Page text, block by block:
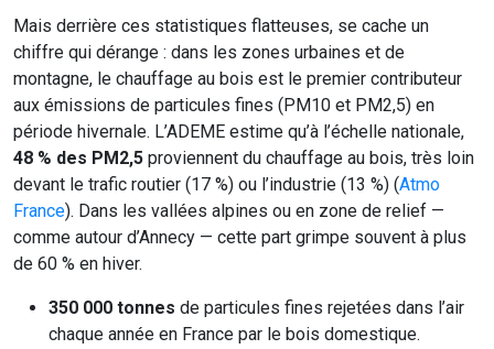
Mais derrière ces statistiques flatteuses, se cache un
chiffre qui dérange : dans les zones urbaines et de
montagne, le chauffage au bois est le premier contributeur
aux émissions de particules fines (PM10 et PM2,5) en
période hivernale. L’ADEME estime qu’à l’échelle nationale,
48 % des PM2,5 proviennent du chauffage au bois, très loin
devant le trafic routier (17 %) ou l’industrie (13 %) (Atmo
France). Dans les vallées alpines ou en zone de relief —
comme autour d’Annecy — cette part grimpe souvent à plus
de 60 % en hiver.
350 000 tonnes de particules fines rejetées dans l’air
chaque année en France par le bois domestique.